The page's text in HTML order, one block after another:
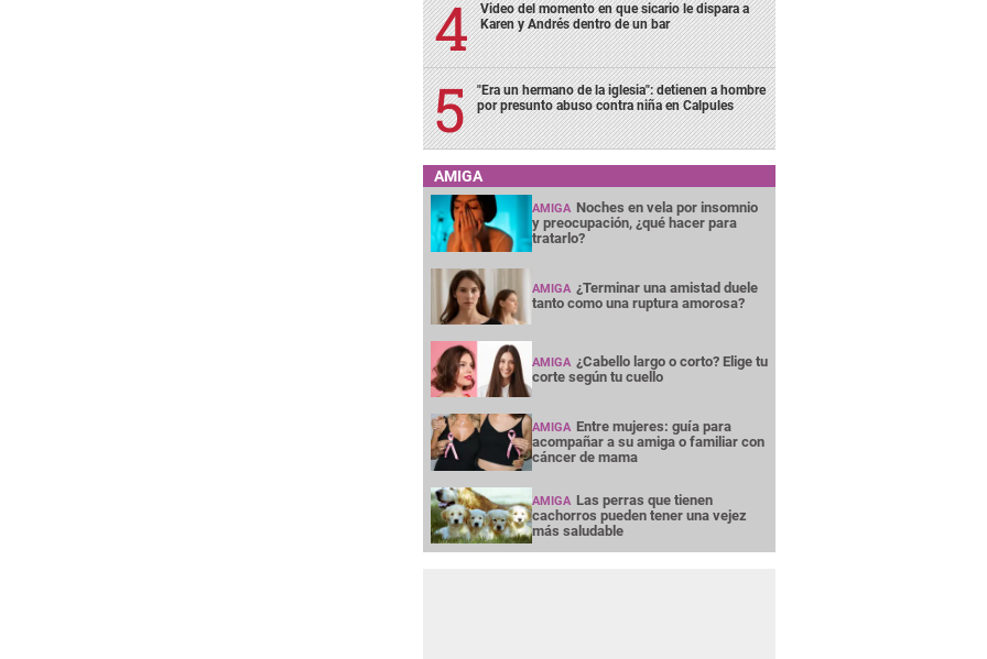
Video del momento en que sicario le dispara a
Karen y Andrés dentro de un bar
"Era un hermano de la iglesia": detienen a hombre
por presunto abuso contra niña en Calpules
AMIGA
AMIGA Noches en vela por insomnio
y preocupación, ¿qué hacer para
tratarlo?
AMIGA ¿Terminar una amistad duele
tanto como una ruptura amorosa?
AMIGA ¿Cabello largo o corto? Elige tu
corte según tu cuello
AMIGA Entre mujeres: guía para
acompañar a su amiga o familiar con
cáncer de mama
AMIGA Las perras que tienen
cachorros pueden tener una vejez
más saludable